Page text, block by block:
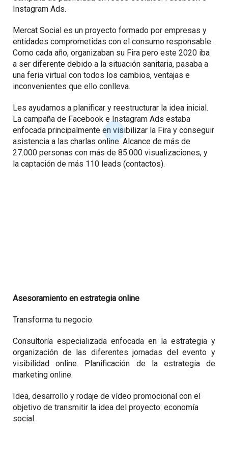
Instagram Ads.
Mercat Social es un proyecto formado por empresas y
entidades comprometidas con el consumo responsable.
Como cada año, organizaban su Fira pero este 2020 iba
a ser diferente debido a la situación sanitaria, pasaba a
una feria virtual con todos los cambios, ventajas e
inconvenientes que ello conlleva.
Les ayudamos a planificar y reestructurar la idea inicial.
La campaña de Facebook e Instagram Ads estaba
enfocada principalmente en visibilizar la Fira y conseguir
asistencia a las charlas online. Alcance de más de
27.000 personas con más de 85.000 visualizaciones, y
la captación de más 110 leads (contactos).
Asesoramiento en estrategia online
Transforma tu negocio.
Consultoría especializada enfocada en la estrategia y
organización de las diferentes jornadas del evento y
visibilidad online. Planificación de la estrategia de
marketing online.
Idea, desarrollo y rodaje de vídeo promocional con el
objetivo de transmitir la idea del proyecto: economía
social.